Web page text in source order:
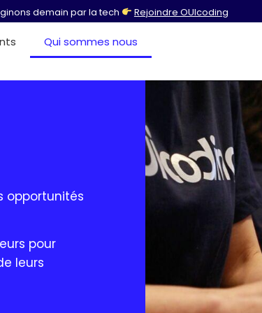
demain par la tech Rejoindre OUIcoding
Qui sommes nous
opportunités
pour
leurs